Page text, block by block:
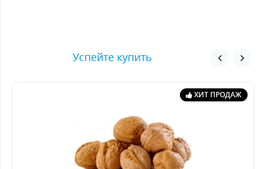
Успейте купить
ХИТ ПРОДАЖ